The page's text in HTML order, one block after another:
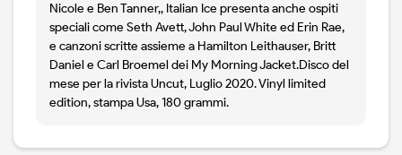
Nicole e Ben Tanner,, Italian Ice presenta anche ospiti
speciali come Seth Avett, John Paul White ed Erin Rae,
e canzoni scritte assieme a Hamilton Leithauser, Britt
Daniel e Carl Broemel dei My Morning Jacket.Disco del
mese per la rivista Uncut, Luglio 2020. Vinyl limited
edition, stampa Usa, 180 grammi.